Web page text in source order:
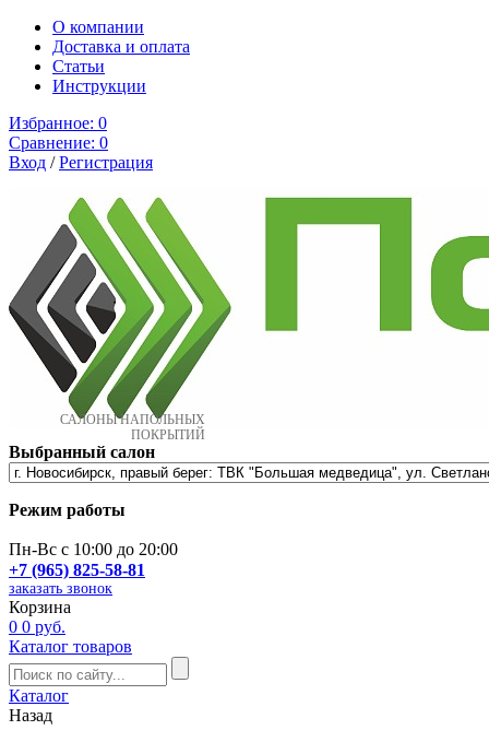
О компании
Доставка и оплата
Cтатьи
Инструкции
Избранное: 0
Сравнение: 0
Вход /Регистрация
САЛОНЫ НАПОЛЬНЫХ
ПОКРЫТИЙ
Выбранный салон
Режим работы
Пн-Вс с 10:00 до 20:00
+7 (965) 825-58-81
заказать звонок
Корзина
0 0 руб.
Каталог товаров
Каталог
Назад